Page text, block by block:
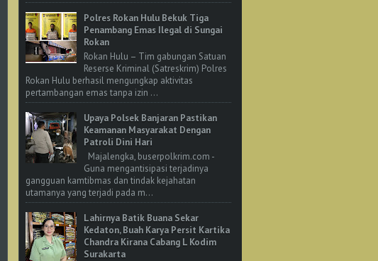
Polres Rokan Hulu Bekuk Tiga
Penambang Emas Ilegal di Sungai
Rokan
Rokan Hulu – Tim gabungan Satuan
Reserse Kriminal (Satreskrim) Polres
Rokan Hulu berhasil mengungkap aktivitas
pertambangan emas tanpa izin ...
Upaya Polsek Banjaran Pastikan
Keamanan Masyarakat Dengan
Patroli Dini Hari
Majalengka, buserpolkrim.com -
Guna mengantisipasi terjadinya
gangguan kamtibmas dan tindak kejahatan
utamanya yang terjadi pada m...
Lahirnya Batik Buana Sekar
Kedaton, Buah Karya Persit Kartika
Chandra Kirana Cabang L Kodim
Surakarta